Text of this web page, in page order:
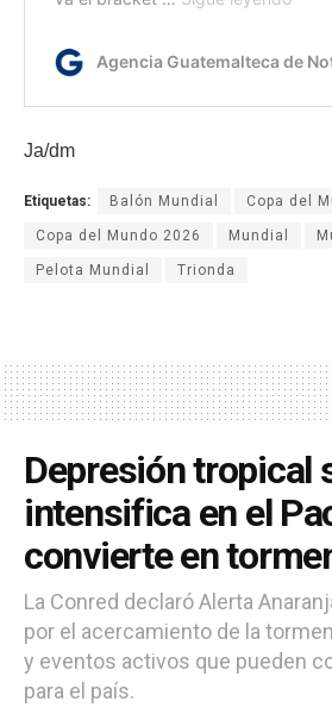
Ja/dm
Etiquetas: Balón Mundial Copa del
Copa del Mundo 2026 Mundial
Pelota Mundial Trionda
Depresión tropical
intensifica en el
convierte en
La Conred declaró Alerta
por el acercamiento de la
y eventos activos que pueden
para el país.